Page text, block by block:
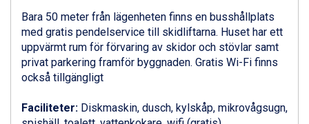
Fieberbrunn från 9.645 kr.
Ischgl från 11.295 kr.
Val Thorens från 8.395 kr.
St. Anton från 11.245 kr.
Zell am See från 6.295 kr.
Canazei från 7.195 kr.
Ponte di Legno från 7.395 kr.
Bara 50 meter från lägenheten finns en busshållplats
med gratis pendelservice till skidliftarna. Huset har ett
uppvärmt rum för förvaring av skidor och stövlar samt
privat parkering framför byggnaden. Gratis Wi-Fi finns
också tillgängligt
Faciliteter: Diskmaskin, dusch, kylskåp, mikrovågsugn,